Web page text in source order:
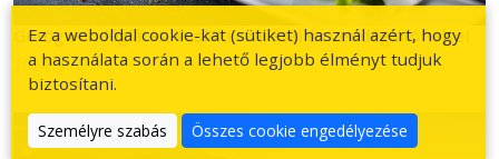
Görög vendéglátás, Vasiliki szállásai és vendéglátóhelyei
2024. aug. 6.
Ez a weboldal cookie-kat (sütiket) használ azért, hogy
a használata során a lehető legjobb élményt tudjuk
biztosítani.
Személyre szabás Összes cookie engedélyezése